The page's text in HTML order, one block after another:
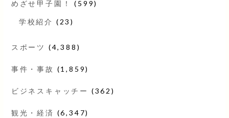
めざせ甲子園！ (599)
学校紹介 (23)
スポーツ (4,388)
事件・事故 (1,859)
ビジネスキャッチー (362)
観光・経済 (6,347)